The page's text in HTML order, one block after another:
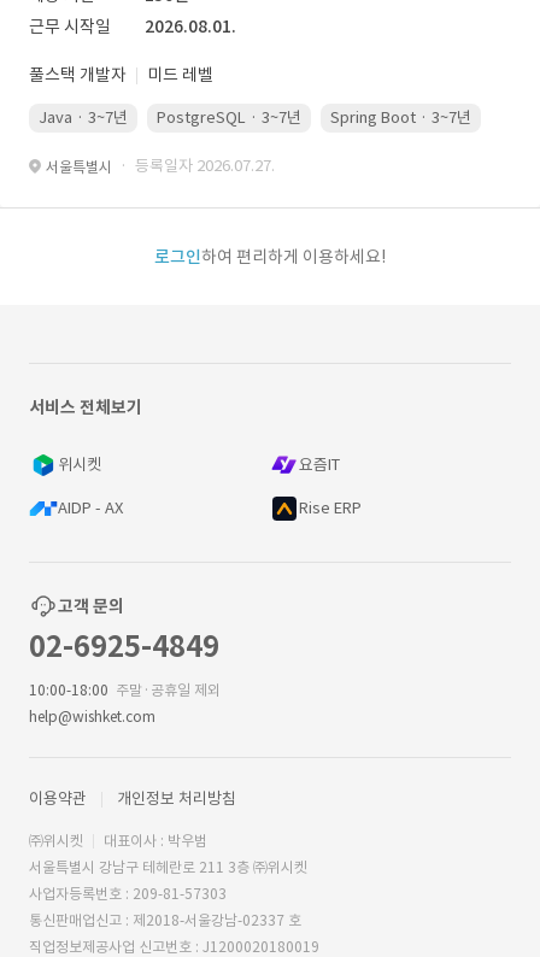
근무 시작일
2026.08.01.
풀스택 개발자 미드 레벨
Java · 3~7년 PostgreSQL · 3~7년 Spring Boot · 3~7년
서울특별시 · 등록일자 2026.07.27.
로그인하여 편리하게 이용하세요!
서비스 전체보기
위시켓 요즘IT
AIDP - AX Rise ERP
고객 문의
02-6925-4849
10:00-18:00 주말·공휴일 제외
help@wishket.com
이용약관 개인정보 처리방침
㈜위시켓
대표이사 : 박우범
서울특별시 강남구 테헤란로 211 3층 ㈜위시켓
사업자등록번호 : 209-81-57303
통신판매업신고 : 제2018-서울강남-02337 호
직업정보제공사업 신고번호 : J1200020180019